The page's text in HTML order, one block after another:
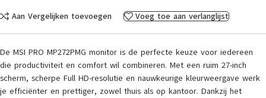
Aan Vergelijken toevoegen Voeg toe aan verlanglijst
De MSI PRO MP272PMG monitor is de perfecte keuze voor iedereen
die productiviteit en comfort wil combineren. Met een ruim 27-inch
scherm, scherpe Full HD-resolutie en nauwkeurige kleurweergave werk
je efficiënter en prettiger, zowel thuis als op kantoor. Dankzij het